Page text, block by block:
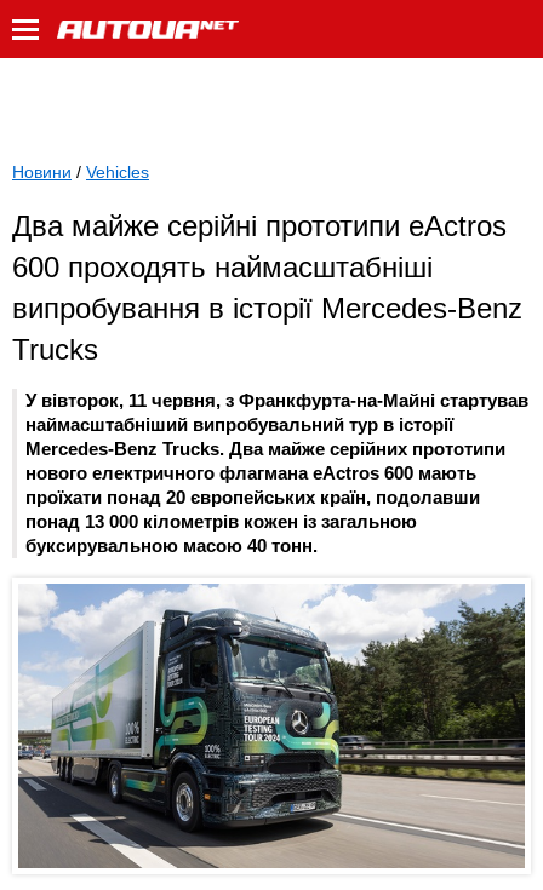
Новини / Vehicles
Два майже серійні прототипи eActros
600 проходять наймасштабніші
випробування в історії Mercedes-Benz
Trucks
У вівторок, 11 червня, з Франкфурта-на-Майні стартував
наймасштабніший випробувальний тур в історії
Mercedes-Benz Trucks. Два майже серійних прототипи
нового електричного флагмана eActros 600 мають
проїхати понад 20 європейських країн, подолавши
понад 13 000 кілометрів кожен із загальною
буксирувальною масою 40 тонн.